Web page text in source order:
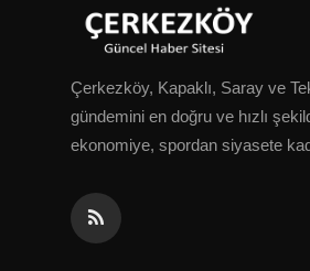
Çerkezköy, Kapaklı, Saray ve
gündemini en doğru ve hızlı
ekonomiye, spordan siyasete